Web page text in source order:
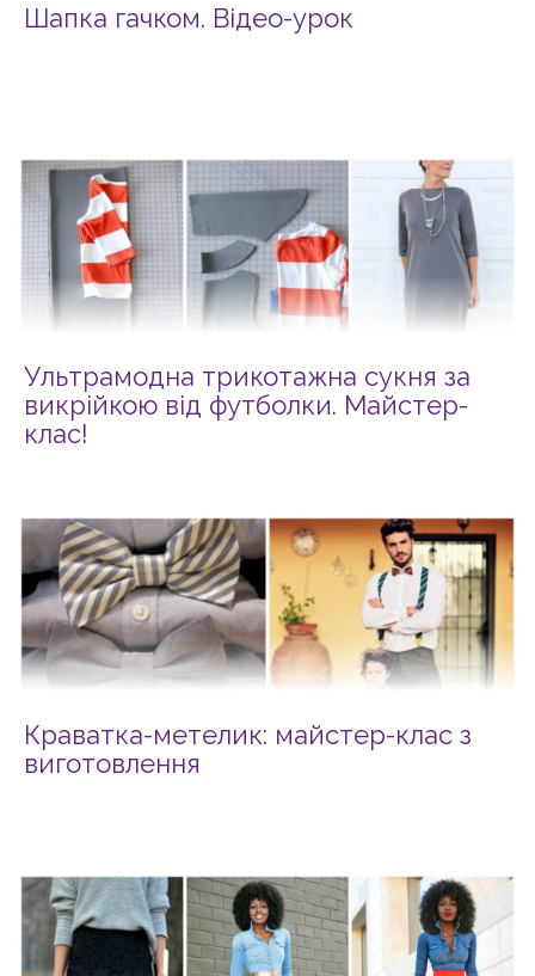
Шапка гачком. Відео-урок
Ультрамодна трикотажна сукня за
викрійкою від футболки. Майстер-
клас!
Краватка-метелик: майстер-клас з
виготовлення